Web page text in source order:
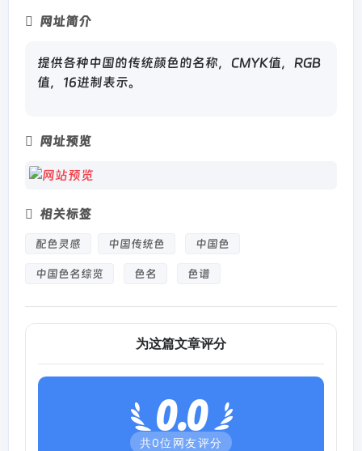
网址简介
提供各种中国的传统颜色的名称，CMYK值，RGB
值，16进制表示。
网址预览
相关标签
配色灵感 中国传统色 中国色
中国色名综览 色名 色谱
为这篇文章评分
0.0
共0位网友评分